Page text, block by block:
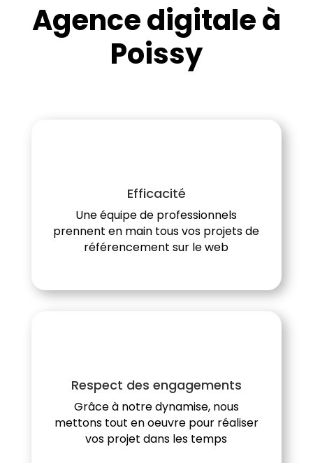
Agence digitale à
Poissy
Efficacité
Une équipe de professionnels
prennent en main tous vos projets de
référencement sur le web
Respect des engagements
Grâce à notre dynamise, nous
mettons tout en oeuvre pour réaliser
vos projet dans les temps